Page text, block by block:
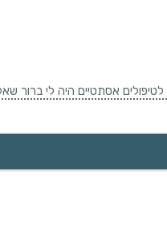
אסתטיים היה לי ברור